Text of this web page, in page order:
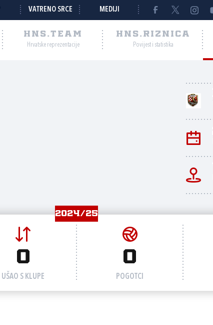
VATRENO SRCE MEDIJI
HNS.TEAM
Hrvatske reprezentacije
HNS.RIZNICA
Povijest i statistika
2024/25
0
UŠAO S KLUPE
0
POGOTCI